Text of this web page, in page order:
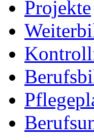
Projekte